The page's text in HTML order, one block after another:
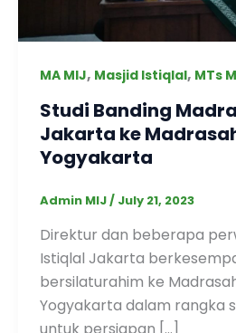
MA MIJ, Masjid Istiqlal, MTs
Studi Banding
Jakarta ke
Yogyakarta
Admin MIJ/ July 21, 2023
Direktur dan beberapa
Istiqlal Jakarta
bersilaturahim ke
Yogyakarta dalam rangka
untuk persiapan […]